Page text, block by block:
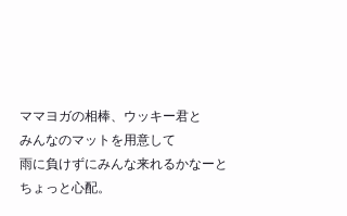
ママヨガの相棒、ウッキー君と
みんなのマットを用意して
雨に負けずにみんな来れるかなーと
ちょっと心配。